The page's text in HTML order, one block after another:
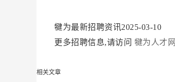
犍为最新招聘资讯2025-03-10
更多招聘信息,请访问 犍为人才网
相关文章